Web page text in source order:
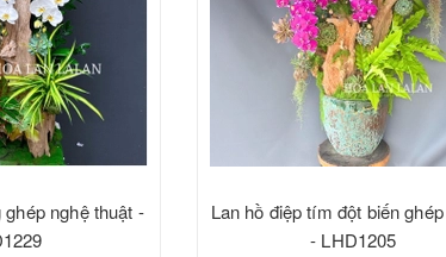
nghệ thuật -
Lan hồ điệp tím đột biến
- LHD1205